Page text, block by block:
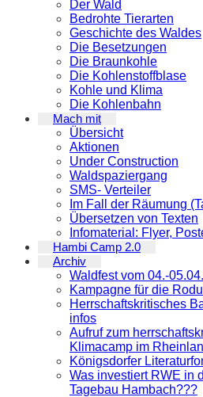
Der Wald
Bedrohte Tierarten
Geschichte des Waldes
Die Besetzungen
Die Braunkohle
Die Kohlenstoffblase
Kohle und Klima
Die Kohlenbahn
Mach mit
Übersicht
Aktionen
Under Construction
Waldspaziergang
SMS- Verteiler
Im Fall der Räumung
Übersetzen von Texten
Infomaterial: Flyer,
Hambi Camp 2.0
Archiv
Waldfest vom 04.-
Kampagne für die
Herrschaftskritisches
infos
Aufruf zum
Klimacamp im
Königsdorfer
Was investiert RWE in
Tagebau Hambach???